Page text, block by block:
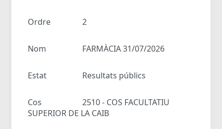
Ordre 2
Nom FARMÀCIA 31/07/2026
Estat Resultats públics
Cos
2510 - COS FACULTATIU
SUPERIOR DE LA CAIB